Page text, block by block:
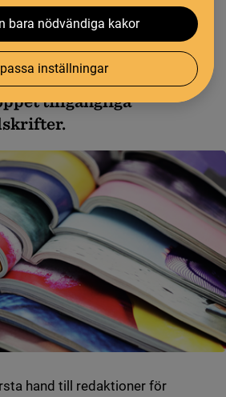
bara nödvändiga kakor
inställningar
bjuder KB in till årets
den nationella
tillgängliga
hand till redaktioner för